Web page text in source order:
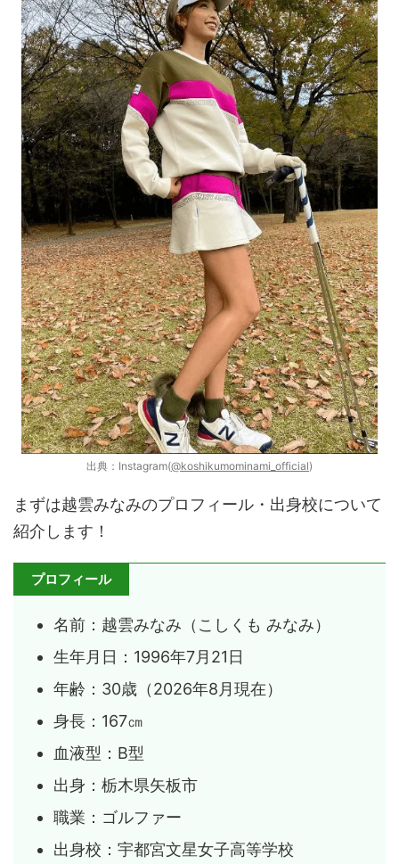
出典：Instagram(@koshikumominami_official)
まずは越雲みなみのプロフィール・出身校について
紹介します！
プロフィール
名前：越雲みなみ（こしくも みなみ）
生年月日：1996年7月21日
年齢：30歳（2026年8月現在）
身長：167㎝
血液型：B型
出身：栃木県矢板市
職業：ゴルファー
出身校：宇都宮文星女子高等学校